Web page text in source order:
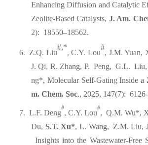
Enhancing Diffusion and Catalytic
Zeolite-Based Catalysts, J. Am.
2): 18550–18562.
6. Z.Q. Liu
#,*
, C.Y. Lou
#
, J.M. Yuan,
J. Qi, R. Zhang, P. Peng, G.L. Liu,
ng*, Molecular Self-Gating Inside a
m. Chem. Soc., 2025, 147(7):
7. L.F. Deng
#
, C.Y. Lou
#
, Q.M. Wu*,
Du, S.T. Xu*,L. Wang, Z.M. Liu,
Insights into the Wastewater-Free